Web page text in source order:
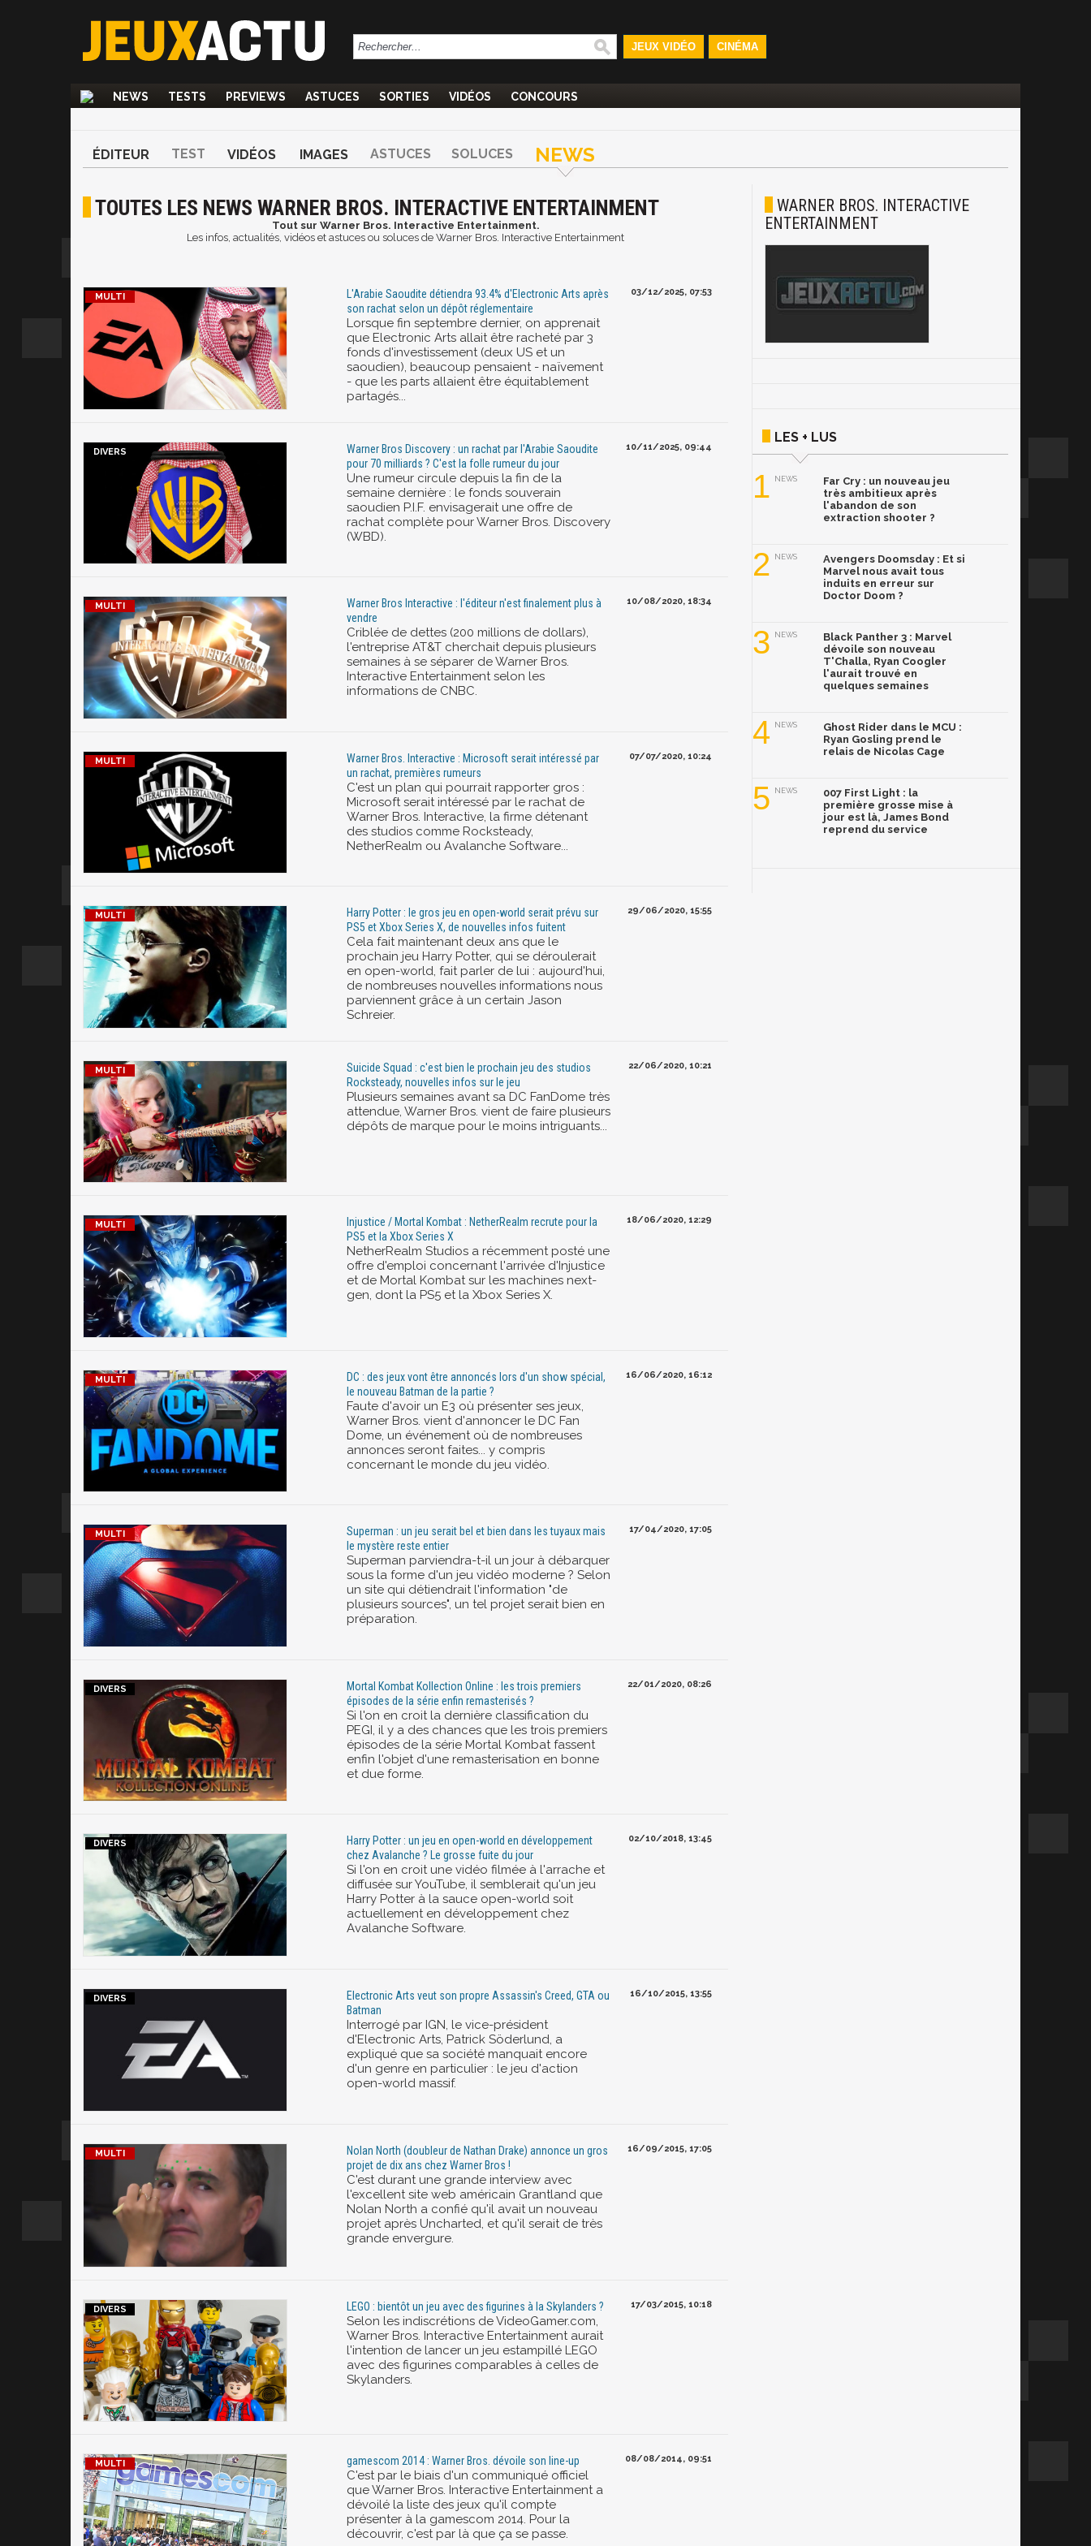
JEUX VIDÉO CINÉMA
NEWS TESTS PREVIEWS ASTUCES SORTIES VIDÉOS CONCOURS
ÉDITEUR TEST VIDÉOS IMAGES ASTUCES SOLUCES NEWS
TOUTES LES NEWS WARNER BROS. INTERACTIVE ENTERTAINMENT
Tout sur Warner Bros. Interactive Entertainment.
Les infos, actualités, vidéos et astuces ou soluces de Warner Bros. Interactive Entertainment
L'Arabie Saoudite détiendra 93.4% d'Electronic Arts après
son rachat selon un dépôt réglementaire
Lorsque fin septembre dernier, on apprenait
que Electronic Arts allait être racheté par 3
fonds d'investissement (deux US et un
saoudien), beaucoup pensaient - naïvement
- que les parts allaient être équitablement
partagés...
03/12/2025, 07:53
Warner Bros Discovery : un rachat par l'Arabie Saoudite
pour 70 milliards ? C'est la folle rumeur du jour
Une rumeur circule depuis la fin de la
semaine dernière : le fonds souverain
saoudien P.I.F. envisagerait une offre de
rachat complète pour Warner Bros. Discovery
(WBD).
10/11/2025, 09:44
Warner Bros Interactive : l'éditeur n'est finalement plus à
vendre
Criblée de dettes (200 millions de dollars),
l'entreprise AT&T cherchait depuis plusieurs
semaines à se séparer de Warner Bros.
Interactive Entertainment selon les
informations de CNBC.
10/08/2020, 18:34
Warner Bros. Interactive : Microsoft serait intéressé par
un rachat, premières rumeurs
C'est un plan qui pourrait rapporter gros :
Microsoft serait intéressé par le rachat de
Warner Bros. Interactive, la firme détenant
des studios comme Rocksteady,
NetherRealm ou Avalanche Software...
07/07/2020, 10:24
Harry Potter : le gros jeu en open-world serait prévu sur
PS5 et Xbox Series X, de nouvelles infos fuitent
Cela fait maintenant deux ans que le
prochain jeu Harry Potter, qui se déroulerait
en open-world, fait parler de lui : aujourd'hui,
de nombreuses nouvelles informations nous
parviennent grâce à un certain Jason
Schreier.
29/06/2020, 15:55
Suicide Squad : c'est bien le prochain jeu des studios
Rocksteady, nouvelles infos sur le jeu
Plusieurs semaines avant sa DC FanDome très
attendue, Warner Bros. vient de faire plusieurs
dépôts de marque pour le moins intriguants...
22/06/2020, 10:21
Injustice / Mortal Kombat : NetherRealm recrute pour la
PS5 et la Xbox Series X
NetherRealm Studios a récemment posté une
offre d'emploi concernant l'arrivée d'Injustice
et de Mortal Kombat sur les machines next-
gen, dont la PS5 et la Xbox Series X.
18/06/2020, 12:29
DC : des jeux vont être annoncés lors d'un show spécial,
le nouveau Batman de la partie ?
Faute d'avoir un E3 où présenter ses jeux,
Warner Bros. vient d'annoncer le DC Fan
Dome, un événement où de nombreuses
annonces seront faites... y compris
concernant le monde du jeu vidéo.
16/06/2020, 16:12
Superman : un jeu serait bel et bien dans les tuyaux mais
le mystère reste entier
Superman parviendra-t-il un jour à débarquer
sous la forme d'un jeu vidéo moderne ? Selon
un site qui détiendrait l'information "de
plusieurs sources", un tel projet serait bien en
préparation.
17/04/2020, 17:05
Mortal Kombat Kollection Online : les trois premiers
épisodes de la série enfin remasterisés ?
Si l'on en croit la dernière classification du
PEGI, il y a des chances que les trois premiers
épisodes de la série Mortal Kombat fassent
enfin l'objet d'une remasterisation en bonne
et due forme.
22/01/2020, 08:26
Harry Potter : un jeu en open-world en développement
chez Avalanche ? Le grosse fuite du jour
Si l'on en croit une vidéo filmée à l'arrache et
diffusée sur YouTube, il semblerait qu'un jeu
Harry Potter à la sauce open-world soit
actuellement en développement chez
Avalanche Software.
02/10/2018, 13:45
Electronic Arts veut son propre Assassin's Creed, GTA ou
Batman
Interrogé par IGN, le vice-président
d'Electronic Arts, Patrick Söderlund, a
expliqué que sa société manquait encore
d'un genre en particulier : le jeu d'action
open-world massif.
16/10/2015, 13:55
Nolan North (doubleur de Nathan Drake) annonce un gros
projet de dix ans chez Warner Bros !
C'est durant une grande interview avec
l'excellent site web américain Grantland que
Nolan North a confié qu'il avait un nouveau
projet après Uncharted, et qu'il serait de très
grande envergure.
16/09/2015, 17:05
LEGO : bientôt un jeu avec des figurines à la Skylanders ?
Selon les indiscrétions de VideoGamer.com,
Warner Bros. Interactive Entertainment aurait
l'intention de lancer un jeu estampillé LEGO
avec des figurines comparables à celles de
Skylanders.
17/03/2015, 10:18
gamescom 2014 : Warner Bros. dévoile son line-up
C'est par le biais d'un communiqué officiel
que Warner Bros. Interactive Entertainment a
dévoilé la liste des jeux qu'il compte
présenter à la gamescom 2014. Pour la
découvrir, c'est par là que ça se passe.
08/08/2014, 09:51
WARNER BROS. INTERACTIVE
ENTERTAINMENT
LES + LUS
1 NEWS
Far Cry : un nouveau jeu
très ambitieux après
l'abandon de son
extraction shooter ?
2 NEWS
Avengers Doomsday : Et si
Marvel nous avait tous
induits en erreur sur
Doctor Doom ?
3 NEWS
Black Panther 3 : Marvel
dévoile son nouveau
T'Challa, Ryan Coogler
l'aurait trouvé en
quelques semaines
4 NEWS
Ghost Rider dans le MCU :
Ryan Gosling prend le
relais de Nicolas Cage
5 NEWS
007 First Light : la
première grosse mise à
jour est là, James Bond
reprend du service